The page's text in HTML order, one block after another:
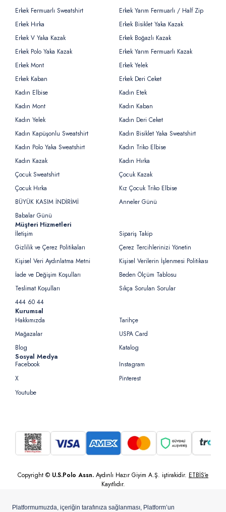
Erkek Fermuarlı Sweatshirt
Erkek Yarım Fermuarlı / Half Zip
Erkek Hırka
Erkek Bisiklet Yaka Kazak
Erkek V Yaka Kazak
Erkek Boğazlı Kazak
Erkek Polo Yaka Kazak
Erkek Yarım Fermuarlı Kazak
Erkek Mont
Erkek Yelek
Erkek Kaban
Erkek Deri Ceket
Kadın Elbise
Kadın Etek
Kadın Mont
Kadın Kaban
Kadın Yelek
Kadın Deri Ceket
Kadın Kapüşonlu Sweatshirt
Kadın Bisiklet Yaka Sweatshirt
Kadın Polo Yaka Sweatshirt
Kadın Triko Elbise
Kadın Kazak
Kadın Hırka
Çocuk Sweatshirt
Çocuk Kazak
Çocuk Hırka
Kız Çocuk Triko Elbise
BÜYÜK KASIM İNDİRİMİ
Anneler Günü
Babalar Günü
Müşteri Hizmetleri
İletişim
Sipariş Takip
Gizlilik ve Çerez Politikaları
Çerez Tercihlerinizi Yönetin
Kişisel Veri Aydınlatma Metni
Kişisel Verilerin İşlenmesi Politikası
İade ve Değişim Koşulları
Beden Ölçüm Tablosu
Teslimat Koşulları
Sıkça Sorulan Sorular
444 60 44
Kurumsal
Hakkımızda
Tarihçe
Mağazalar
USPA Card
Blog
Katalog
Sosyal Medya
Facebook
Instagram
X
Pinterest
Youtube
Copyright © U.S.Polo Assn. Aydınlı Hazır Giyim A.Ş. iştirakidir. ETBİS’e
Kayıtlıdır.